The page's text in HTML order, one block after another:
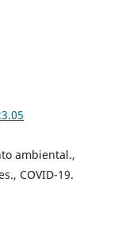
ambiental.,
COVID-19.